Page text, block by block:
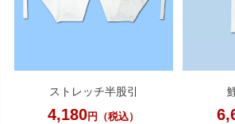
ストレッチ半股引
4,180円（税込）